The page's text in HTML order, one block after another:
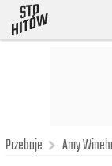
Przeboje Amy